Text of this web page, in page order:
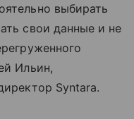
выбирать
свои данные и не
Ильин,
Syntara.